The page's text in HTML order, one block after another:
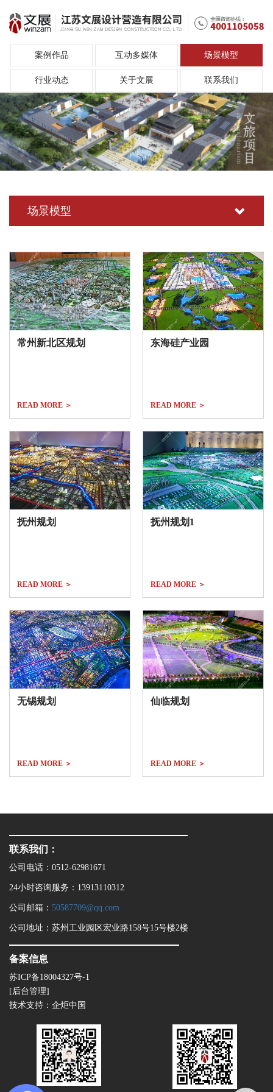
案例作品 互动多媒体 场景模型
行业动态 关于文展 联系我们
场景模型
常州新北区规划
READ MORE ＞
东海硅产业园
READ MORE ＞
抚州规划
READ MORE ＞
抚州规划1
READ MORE ＞
无锡规划
READ MORE ＞
仙临规划
READ MORE ＞
联系我们：
公司电话：0512-62981671
24小时咨询服务：13913110312
公司邮箱： 50587709@qq.com
公司地址：苏州工业园区宏业路158号15号楼2楼
备案信息
苏ICP备18004327号-1
[后台管理]
技术支持： 企炬中国